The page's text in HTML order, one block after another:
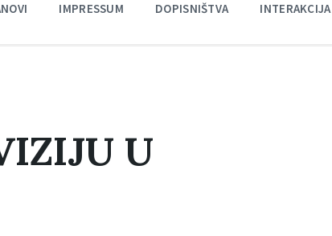
IMPRESSUM DOPISNIŠTVA INTERAKCIJA
U